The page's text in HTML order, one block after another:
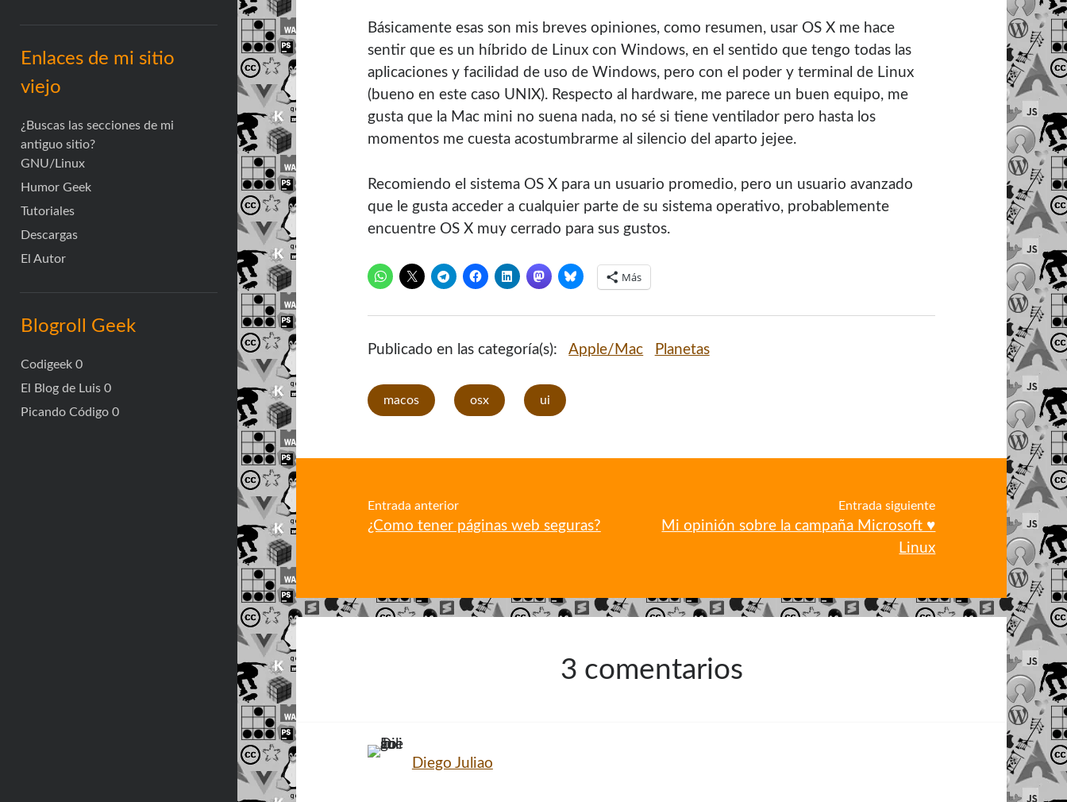
Enlaces de mi sitio
viejo
¿Buscas las secciones de mi
antiguo sitio?
GNU/Linux
Humor Geek
Tutoriales
Descargas
El Autor
Blogroll Geek
Codigeek0
El Blog de Luis0
Picando Código0
Básicamente esas son mis breves opiniones, como resumen, usar OS X me hace
sentir que es un híbrido de Linux con Windows, en el sentido que tengo todas las
aplicaciones y facilidad de uso de Windows, pero con el poder y terminal de Linux
(bueno en este caso UNIX). Respecto al hardware, me parece un buen equipo, me
gusta que la Mac mini no suena nada, no sé si tiene ventilador pero hasta los
momentos me cuesta acostumbrarme al silencio del aparto jejee.
Recomiendo el sistema OS X para un usuario promedio, pero un usuario avanzado
que le gusta acceder a cualquier parte de su sistema operativo, probablemente
encuentre OS X muy cerrado para sus gustos.
Más
Publicado en las categoría(s): Apple/Mac Planetas
macos osx ui
Entrada anterior
¿Como tener páginas web seguras?
Entrada siguiente
Mi opinión sobre la campaña Microsoft ♥
Linux
3 comentarios
Diego Juliao